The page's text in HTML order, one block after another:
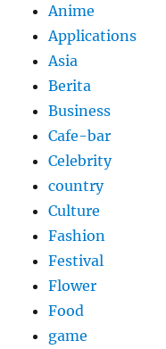
Anime
Applications
Asia
Berita
Business
Cafe-bar
Celebrity
country
Culture
Fashion
Festival
Flower
Food
game